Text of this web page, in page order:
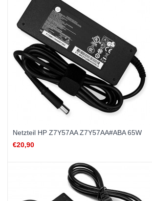
Netzteil HP Z7Y57AA Z7Y57AA#ABA 65W
€20,90